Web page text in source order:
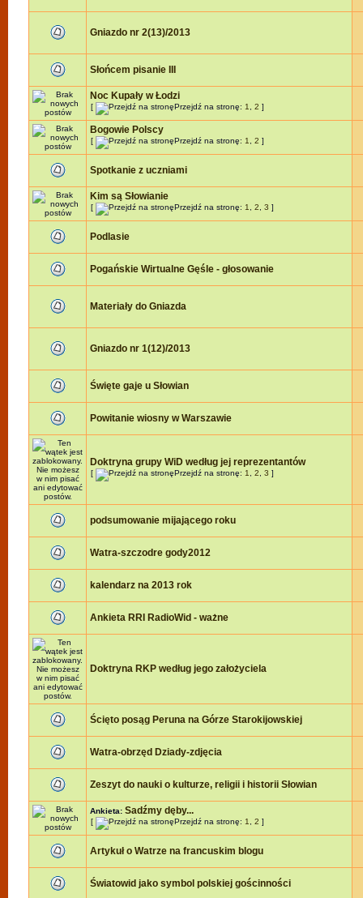
Gniazdo nr 2(13)/2013
Słońcem pisanie III
Noc Kupały w Łodzi
[ Przejdź na stronę: 1 2 ]
Bogowie Polscy
[ Przejdź na stronę: 1 2 ]
Spotkanie z uczniami
Kim są Słowianie
[ Przejdź na stronę: 1 2 3 ]
Podlasie
Pogańskie Wirtualne Gęśle - głosowanie
Materiały do Gniazda
Gniazdo nr 1(12)/2013
Święte gaje u Słowian
Powitanie wiosny w Warszawie
Doktryna grupy WiD według jej reprezentantów
[ Przejdź na stronę: 1 2 3 ]
podsumowanie mijającego roku
Watra-szczodre gody2012
kalendarz na 2013 rok
Ankieta RRI RadioWid - ważne
Doktryna RKP według jego założyciela
Ścięto posąg Peruna na Górze Starokijowskiej
Watra-obrzęd Dziady-zdjęcia
Zeszyt do nauki o kulturze, religii i historii Słowian
Ankieta: Sadźmy dęby...
[ Przejdź na stronę: 1 2 ]
Artykuł o Watrze na francuskim blogu
Światowid jako symbol polskiej gościnności